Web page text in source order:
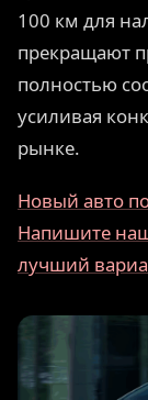
100 км для
прекращают
полностью
усиливая
рынке.
Новый авто
Напишите
лучший